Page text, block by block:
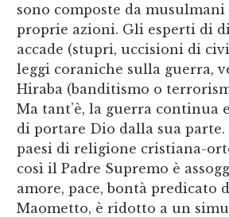
sono composte da
proprie azioni. Gli esperti di
accade (stupri, uccisioni di
leggi coraniche sulla guerra,
Hiraba (banditismo o
Ma tant’è, la guerra continua
di portare Dio dalla sua parte.
paesi di religione cristiana-
così il Padre Supremo è
amore, pace, bontà predicato
Maometto, è ridotto a un